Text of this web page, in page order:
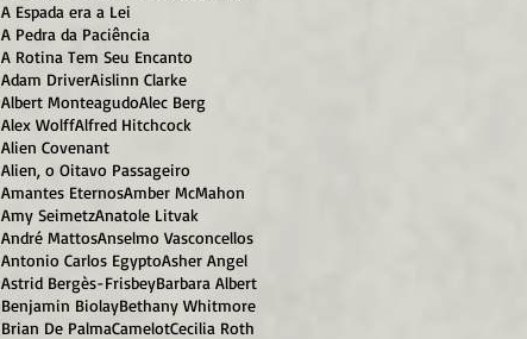
A Espada era a Lei
A Pedra da Paciência
A Rotina Tem Seu Encanto
Adam DriverAislinn Clarke
Albert MonteagudoAlec Berg
Alex WolffAlfred Hitchcock
Alien Covenant
Alien, o Oitavo Passageiro
Amantes EternosAmber McMahon
Amy SeimetzAnatole Litvak
André MattosAnselmo Vasconcellos
Antonio Carlos EgyptoAsher Angel
Astrid Bergès-FrisbeyBarbara Albert
Benjamin BiolayBethany Whitmore
Brian De PalmaCamelotCecilia Roth